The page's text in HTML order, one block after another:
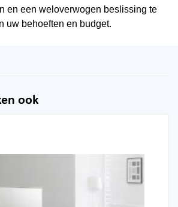
en een weloverwogen beslissing te
uw behoeften en budget.
ook